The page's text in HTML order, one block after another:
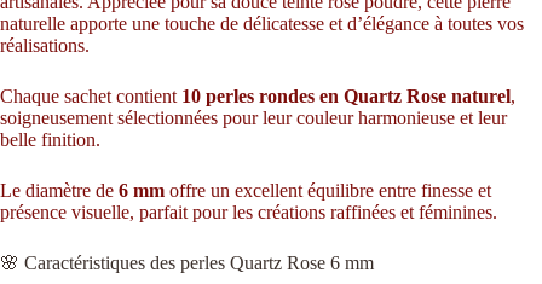
naturelle apporte une touche de délicatesse et d’élégance à toutes vos
réalisations.
Chaque sachet contient 10 perles rondes en Quartz Rose naturel,
soigneusement sélectionnées pour leur couleur harmonieuse et leur
belle finition.
Le diamètre de 6 mm offre un excellent équilibre entre finesse et
présence visuelle, parfait pour les créations raffinées et féminines.
🌸 Caractéristiques des perles Quartz Rose 6 mm